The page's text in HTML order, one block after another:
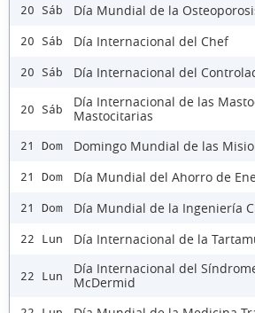
20 Sáb Día Mundial de la
20 Sáb Día Internacional del Chef
20 Sáb Día Internacional del
20 Sáb
Día Internacional de las
Mastocitarias
21 Dom Domingo Mundial de las
21 Dom Día Mundial del Ahorro de
21 Dom Día Mundial de la Ingeniería
22 Lun Día Internacional de la
22 Lun
Día Internacional del
McDermid